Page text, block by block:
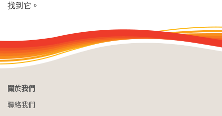
找到它。
關於我們
聯絡我們